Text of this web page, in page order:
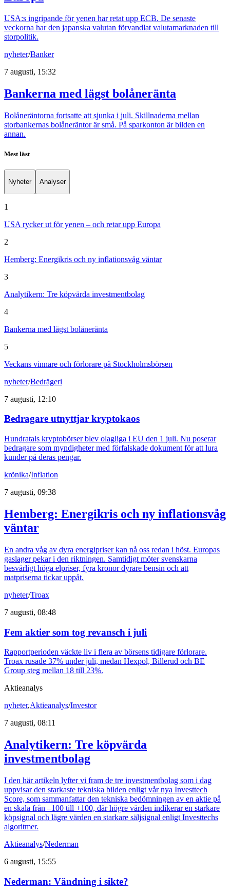
USA:s ingripande för yenen har retat upp ECB. De senaste
veckorna har den japanska valutan förvandlat valutamarknaden till
storpolitik.
nyheter/Banker
7 augusti, 15:32
Bankerna med lägst bolåneränta
Bolåneräntorna fortsatte att sjunka i juli. Skillnaderna mellan
storbankernas bolåneräntor är små. På sparkonton är bilden en
annan.
Mest läst
Nyheter Analyser
1
USA rycker ut för yenen – och retar upp Europa
2
Hemberg: Energikris och ny inflationsvåg väntar
3
Analytikern: Tre köpvärda investmentbolag
4
Bankerna med lägst bolåneränta
5
Veckans vinnare och förlorare på Stockholmsbörsen
nyheter/Bedrägeri
7 augusti, 12:10
Bedragare utnyttjar kryptokaos
Hundratals kryptobörser blev olagliga i EU den 1 juli. Nu poserar
bedragare som myndigheter med förfalskade dokument för att lura
kunder på deras pengar.
krönika/Inflation
7 augusti, 09:38
Hemberg: Energikris och ny inflationsvåg
väntar
En andra våg av dyra energipriser kan nå oss redan i höst. Europas
gaslager pekar i den riktningen. Samtidigt möter svenskarna
besvärligt höga elpriser, fyra kronor dyrare bensin och att
matpriserna tickar uppåt.
nyheter/Troax
7 augusti, 08:48
Fem aktier som tog revansch i juli
Rapportperioden väckte liv i flera av börsens tidigare förlorare.
Troax rusade 37% under juli, medan Hexpol, Billerud och BE
Group steg mellan 18 till 23%.
Aktieanalys
nyheter,Aktieanalys/Investor
7 augusti, 08:11
Analytikern: Tre köpvärda
investmentbolag
I den här artikeln lyfter vi fram de tre investmentbolag som i dag
uppvisar den starkaste tekniska bilden enligt vår nya Investtech
Score, som sammanfattar den tekniska bedömningen av en aktie på
en skala från –100 till +100, där högre värden indikerar en starkare
köpsignal och lägre värden en starkare säljsignal enligt Investtechs
algoritmer.
Aktieanalys/Nederman
6 augusti, 15:55
Nederman: Vändning i sikte?